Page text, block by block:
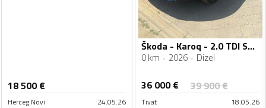
18 500€
Herceg Novi 24.05.26
Škoda - Karoq - 2.0 TDI SPORTLINE PLUS 150 KS DSG 4x4
0 km 2026 Dizel
36 000€ 39 900€
Tivat 18.05.26